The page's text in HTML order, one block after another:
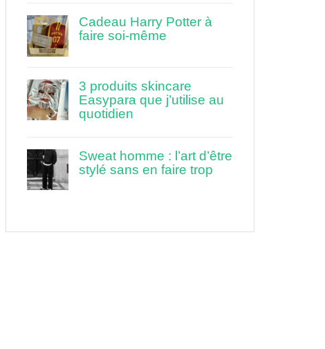
Cadeau Harry Potter à
faire soi-même
3 produits skincare
Easypara que j’utilise au
quotidien
Sweat homme : l’art d’être
stylé sans en faire trop